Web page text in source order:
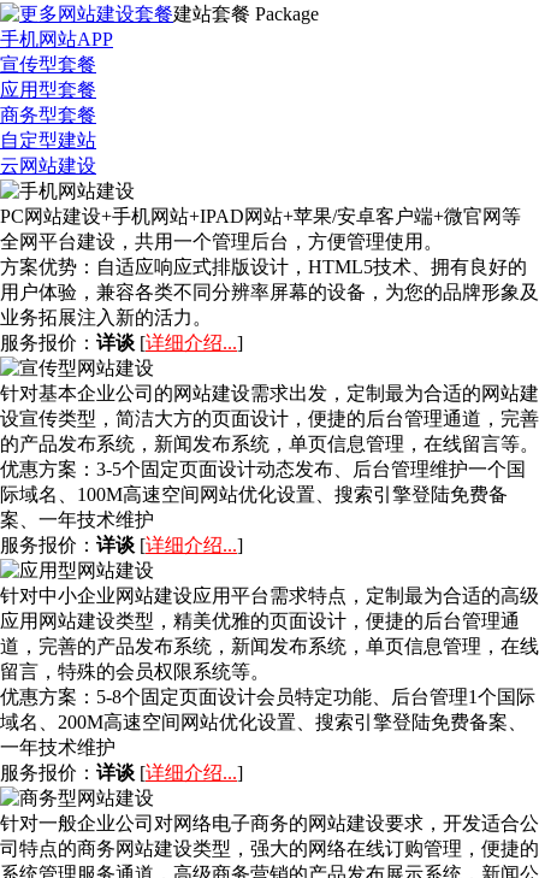
建站套餐 Package
手机网站APP
宣传型套餐
应用型套餐
商务型套餐
自定型建站
云网站建设
PC网站建设+手机网站+IPAD网站+苹果/安卓客户端+微官网等
全网平台建设，共用一个管理后台，方便管理使用。
方案优势： 自适应响应式排版设计，HTML5技术、拥有良好的
用户体验，兼容各类不同分辨率屏幕的设备，为您的品牌形象及
业务拓展注入新的活力。
服务报价： 详谈 [详细介绍...]
针对基本企业公司的网站建设需求出发，定制最为合适的网站建
设宣传类型，简洁大方的页面设计，便捷的后台管理通道，完善
的产品发布系统，新闻发布系统，单页信息管理，在线留言等。
优惠方案： 3-5个固定页面设计动态发布、后台管理维护一个国
际域名、100M高速空间网站优化设置、搜索引擎登陆免费备
案、一年技术维护
服务报价： 详谈 [详细介绍...]
针对中小企业网站建设应用平台需求特点，定制最为合适的高级
应用网站建设类型，精美优雅的页面设计，便捷的后台管理通
道，完善的产品发布系统，新闻发布系统，单页信息管理，在线
留言，特殊的会员权限系统等。
优惠方案： 5-8个固定页面设计会员特定功能、后台管理1个国际
域名、200M高速空间网站优化设置、搜索引擎登陆免费备案、
一年技术维护
服务报价： 详谈 [详细介绍...]
针对一般企业公司对网络电子商务的网站建设要求，开发适合公
司特点的商务网站建设类型，强大的网络在线订购管理，便捷的
系统管理服务通道，高级商务营销的产品发布展示系统，新闻公